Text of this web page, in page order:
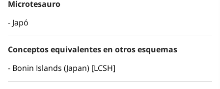
Microtesauro
Japó
Conceptos equivalentes en otros esquemas
Bonin Islands (Japan) [LCSH]